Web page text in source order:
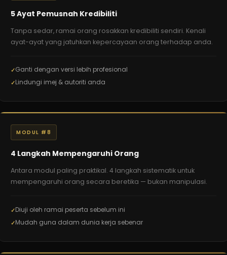
5 Ayat Pemusnah Kredibiliti
Tanpa sedar, ramai orang rosakkan kredibiliti sendiri. Kenali
ayat-ayat yang jatuhkan kepercayaan orang terhadap anda.
Ganti dengan versi lebih profesional
Lindungi imej & autoriti anda
MODUL #8
4 Langkah Mempengaruhi Orang
Antara modul paling praktikal. 4 langkah sistematik untuk
mempengaruhi orang secara beretika — bukan manipulasi.
Diuji oleh ramai peserta sebelum ini
Mudah guna dalam dunia kerja sebenar